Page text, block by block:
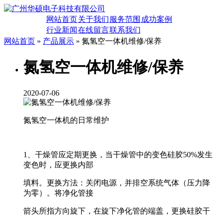
网站首页关于我们 服务范围 成功案例
行业新闻在线留言联系我们
网站首页 » 产品展示 » 氮氢空一体机维修/保养
氮氢空一体机维修/保养
2020-07-06
氮氢空一体机的日常维护
1、干燥管应定期更换，当干燥管中的变色硅胶50%发生
变色时，应更换内部
填料。更换方法：关闭电源，并排空系统气体（压力降
为零）。将净化管接
箭头所指方向旋下，在旋下净化管的端盖，更换硅胶干